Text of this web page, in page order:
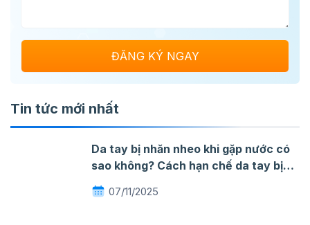
Tin tức mới nhất
Da tay bị nhăn nheo khi gặp nước có
sao không? Cách hạn chế da tay bị
nhăn khi gặp nước
07/11/2025